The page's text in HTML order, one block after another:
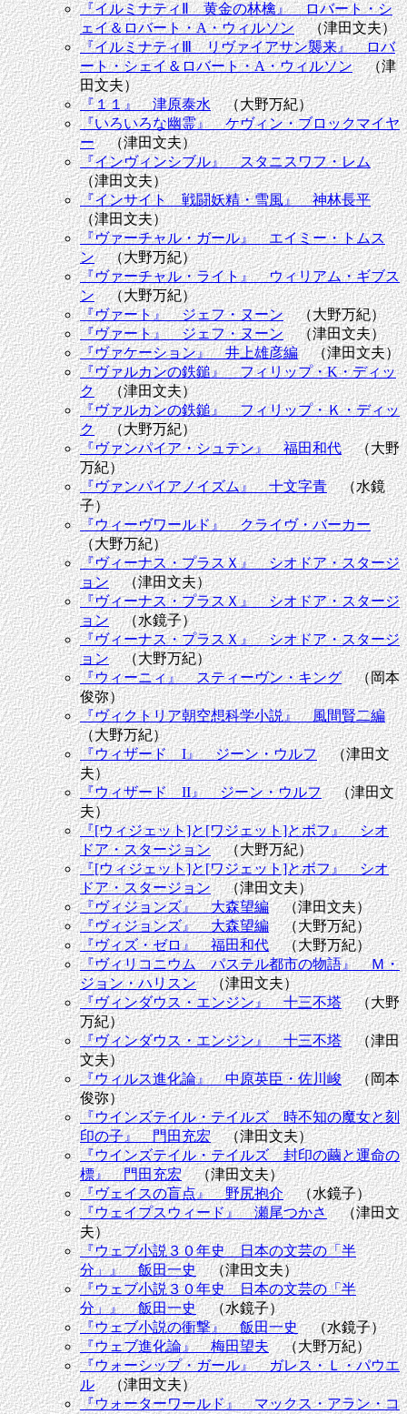
『イルミナティⅡ 黄金の林檎』 ロバート・シ
ェイ＆ロバート・A・ウィルソン（津田文夫）
『イルミナティⅢ リヴァイアサン襲来』 ロバ
ート・シェイ＆ロバート・A・ウィルソン（津
田文夫）
『１１』 津原泰水（大野万紀）
『いろいろな幽霊』 ケヴィン・ブロックマイヤ
ー（津田文夫）
『インヴィンシブル』 スタニスワフ・レム
（津田文夫）
『インサイト 戦闘妖精・雪風』 神林長平
（津田文夫）
『ヴァーチャル・ガール』 エイミー・トムス
ン（大野万紀）
『ヴァーチャル・ライト』 ウィリアム・ギブス
ン（大野万紀）
『ヴァート』 ジェフ・ヌーン（大野万紀）
『ヴァート』 ジェフ・ヌーン（津田文夫）
『ヴァケーション』 井上雄彦編（津田文夫）
『ヴァルカンの鉄鎚』 フィリップ・K・ディッ
ク（津田文夫）
『ヴァルカンの鉄鎚』 フィリップ・Ｋ・ディッ
ク（大野万紀）
『ヴァンパイア・シュテン』 福田和代（大野
万紀）
『ヴァンパイアノイズム』 十文字青（水鏡
子）
『ウィーヴワールド』 クライヴ・バーカー
（大野万紀）
『ヴィーナス・プラスＸ』 シオドア・スタージ
ョン（津田文夫）
『ヴィーナス・プラスＸ』 シオドア・スタージ
ョン（水鏡子）
『ヴィーナス・プラスＸ』 シオドア・スタージ
ョン（大野万紀）
『ウィーニィ』 スティーヴン・キング（岡本
俊弥）
『ヴィクトリア朝空想科学小説』 風間賢二編
（大野万紀）
『ウィザード I』 ジーン・ウルフ（津田文
夫）
『ウィザード II』 ジーン・ウルフ（津田文
夫）
『[ウィジェット]と[ワジェット]とボフ』 シオ
ドア・スタージョン（大野万紀）
『[ウィジェット]と[ワジェット]とボフ』 シオ
ドア・スタージョン（津田文夫）
『ヴィジョンズ』 大森望編（津田文夫）
『ヴィジョンズ』 大森望編（大野万紀）
『ヴィズ・ゼロ』 福田和代（大野万紀）
『ヴィリコニウム パステル都市の物語』 Ｍ・
ジョン・ハリスン（津田文夫）
『ヴィンダウス・エンジン』 十三不塔（大野
万紀）
『ヴィンダウス・エンジン』 十三不塔（津田
文夫）
『ウィルス進化論』 中原英臣・佐川峻（岡本
俊弥）
『ウインズテイル・テイルズ 時不知の魔女と刻
印の子』 門田充宏（津田文夫）
『ウインズテイル・テイルズ 封印の繭と運命の
標』 門田充宏（津田文夫）
『ヴェイスの盲点』 野尻抱介（水鏡子）
『ウェイプスウィード』 瀬尾つかさ（津田文
夫）
『ウェブ小説３０年史 日本の文芸の「半
分」』 飯田一史（津田文夫）
『ウェブ小説３０年史 日本の文芸の「半
分」』 飯田一史（水鏡子）
『ウェブ小説の衝撃』 飯田一史（水鏡子）
『ウェブ進化論』 梅田望夫（大野万紀）
『ウォーシップ・ガール』 ガレス・Ｌ・パウエ
ル（津田文夫）
『ウォーターワールド』 マックス・アラン・コ